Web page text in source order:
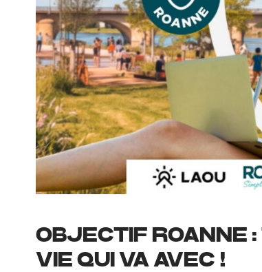
OBJECTIF ROANNE
VIE QUI VA AVEC !